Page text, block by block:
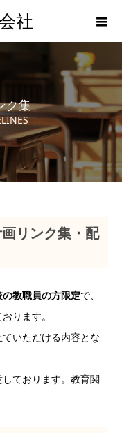
社
ク集
リンク集・配
教職員の方限定で、
ります。
いただける内容とな
ております。教育関